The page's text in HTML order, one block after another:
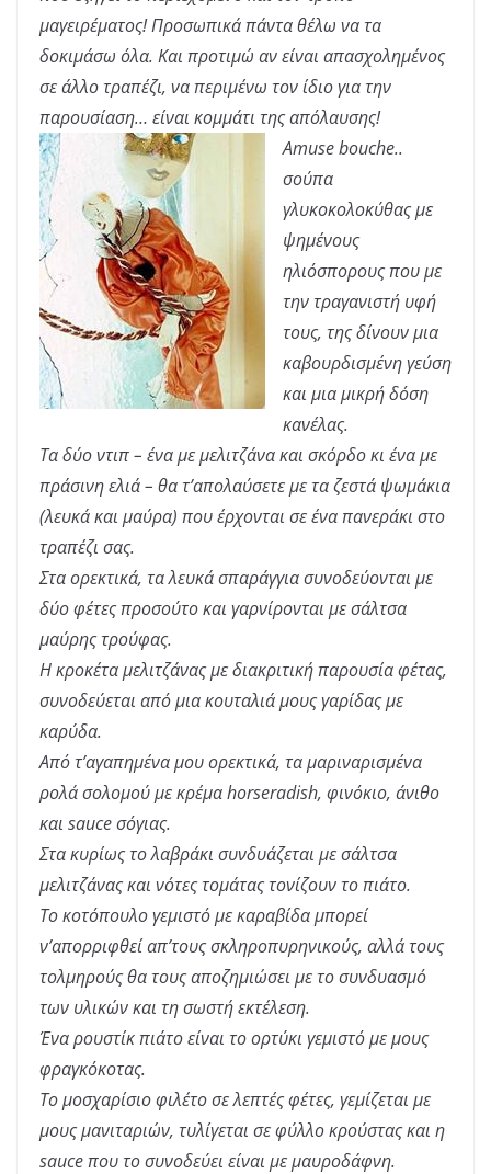
μαγειρέματος! Προσωπικά πάντα θέλω να τα
δοκιμάσω όλα. Και προτιμώ αν είναι απασχολημένος
σε άλλο τραπέζι, να περιμένω τον ίδιο για την
παρουσίαση… είναι κομμάτι της απόλαυσης!
Amuse bouche..
σούπα
γλυκοκολοκύθας με
ψημένους
ηλιόσπορους που με
την τραγανιστή υφή
τους, της δίνουν μια
καβουρδισμένη γεύση
και μια μικρή δόση
κανέλας.
Τα δύο ντιπ – ένα με μελιτζάνα και σκόρδο κι ένα με
πράσινη ελιά – θα τ’απολαύσετε με τα ζεστά ψωμάκια
(λευκά και μαύρα) που έρχονται σε ένα πανεράκι στο
τραπέζι σας.
Στα ορεκτικά, τα λευκά σπαράγγια συνοδεύονται με
δύο φέτες προσούτο και γαρνίρονται με σάλτσα
μαύρης τρούφας.
Η κροκέτα μελιτζάνας με διακριτική παρουσία φέτας,
συνοδεύεται από μια κουταλιά μους γαρίδας με
καρύδα.
Από τ’αγαπημένα μου ορεκτικά, τα μαριναρισμένα
ρολά σολομού με κρέμα horseradish, φινόκιο, άνιθο
και sauce σόγιας.
Στα κυρίως το λαβράκι συνδυάζεται με σάλτσα
μελιτζάνας και νότες τομάτας τονίζουν το πιάτο.
Το κοτόπουλο γεμιστό με καραβίδα μπορεί
ν’απορριφθεί απ’τους σκληροπυρηνικούς, αλλά τους
τολμηρούς θα τους αποζημιώσει με το συνδυασμό
των υλικών και τη σωστή εκτέλεση.
Ένα ρουστίκ πιάτο είναι το ορτύκι γεμιστό με μους
φραγκόκοτας.
Το μοσχαρίσιο φιλέτο σε λεπτές φέτες, γεμίζεται με
μους μανιταριών, τυλίγεται σε φύλλο κρούστας και η
sauce που το συνοδεύει είναι με μαυροδάφνη.